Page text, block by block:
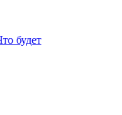
будет